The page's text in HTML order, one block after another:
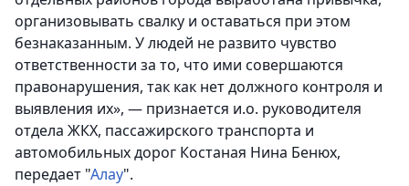
организовывать свалку и оставаться при этом
безнаказанным. У людей не развито чувство
ответственности за то, что ими совершаются
правонарушения, так как нет должного контроля и
выявления их», — признается и.о. руководителя
отдела ЖКХ, пассажирского транспорта и
автомобильных дорог Костаная Нина Бенюх,
передает "Алау".